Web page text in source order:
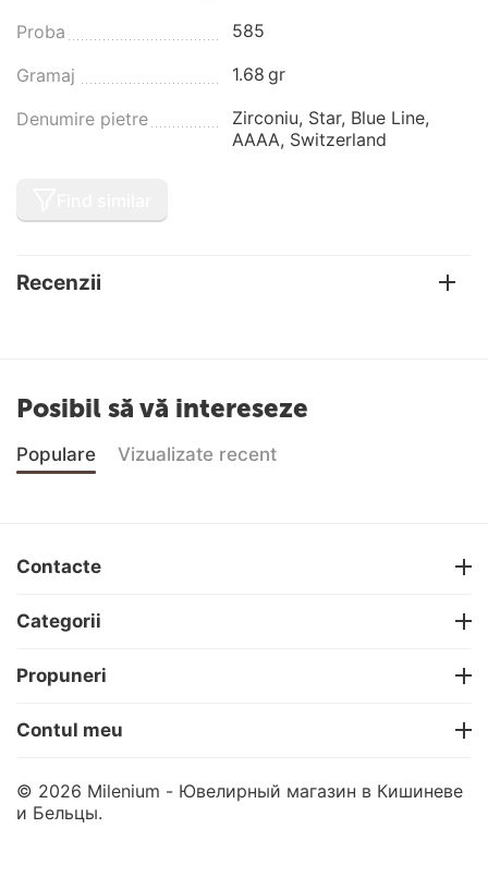
Proba 585
Gramaj 1.68 gr
Denumire pietre
Zirconiu, Star, Blue Line,
AAAA, Switzerland
Recenzii
Posibil să vă intereseze
Populare Vizualizate recent
Contacte
Categorii
Propuneri
Contul meu
© 2026 Milenium - Ювелирный магазин в Кишиневе
и Бельцы.